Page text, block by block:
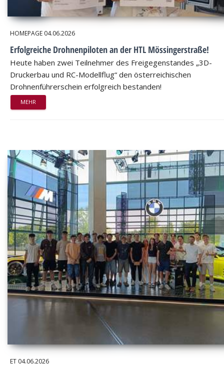
HOMEPAGE 04.06.2026
Erfolgreiche Drohnenpiloten an der HTL Mössingerstraße!
Heute haben zwei Teilnehmer des Freigegenstandes „3D-
Druckerbau und RC-Modellflug“ den österreichischen
Drohnenführerschein erfolgreich bestanden!
MEHR
ET 04.06.2026